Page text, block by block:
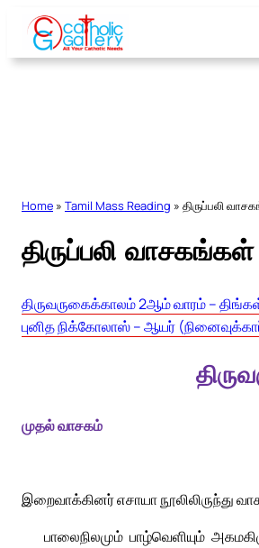
Skip
content
Home » Tamil Mass Reading » திருப்பலி
திருப்பலி
திருவருகைக்காலம் 2ஆம் வாரம் –
புனித நிக்கோலாஸ் – ஆயர்
முதல் வாசகம்
இறைவாக்கினர் எசாயா நூலிலிருந்து
பாலைநிலமும் பாழ்வெளியும்